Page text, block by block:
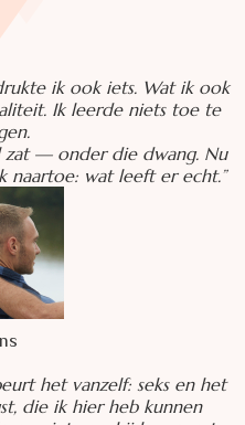
ik ook iets. Wat ik ook
Ik leerde niets toe te
zat — onder die dwang. Nu
naartoe: wat leeft er echt.”
het vanzelf: seks en het
die ik hier heb kunnen